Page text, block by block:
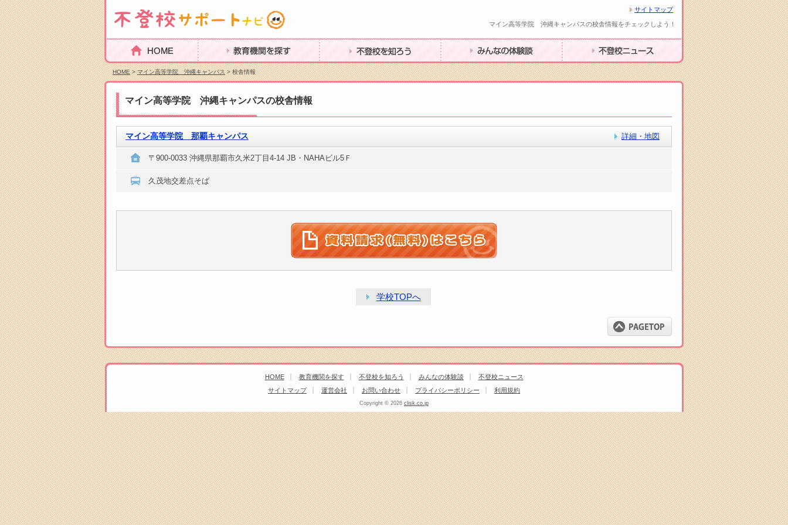
サイトマップ
マイン高等学院 沖縄キャンパスの校舎情報をチェックしよう！
HOME 教育機関を探す 不登校を知ろう みんなの体験談 不登校ニュース
HOME>マイン高等学院 沖縄キャンパス> 校舎情報
マイン高等学院 沖縄キャンパスの校舎情報
マイン高等学院 那覇キャンパス 詳細・地図
〒900-0033 沖縄県那覇市久米2丁目4-14 JB・NAHAビル5Ｆ
久茂地交差点そば
学校TOPへ
HOME 教育機関を探す 不登校を知ろう みんなの体験談
不登校ニュース
サイトマップ
運営会社 お問い合わせ プライバシーポリシー 利用規約
Copyright © 2026 clisk.co.jp